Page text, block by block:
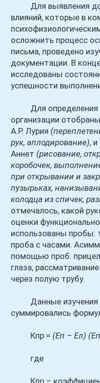
Для выявления
влияний, которые в
осложнить процесс
письма, проведено
документации. В
исследованы
успешности
Для определения
организации
А.Р. Лурия
рук, аплодирование),
Аннет (рисование,
коробочек,
при открывании и
пузырьках,
колодца из спичек,
отмечалось, какой
оценки
использованы пробы:
проба с часами.
помощью проб:
глаза,
через полую трубу.
Данные изучения
суммировались
Кпр = (Еп – Ел)
где
Кпр – коэффициент